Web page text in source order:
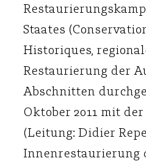
Staates
Historiques,
Restaurierung der
Abschnitten
Oktober 2011 mit
(Leitung: Didier
Innenrestaurierung